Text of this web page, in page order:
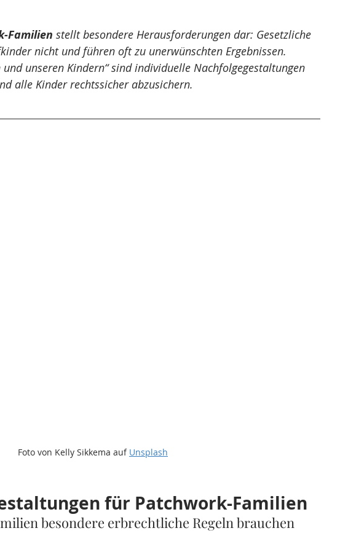
Insolvenzrecht Stiftungsrecht Öffentliches Recht Bestattungsrecht
Urheberrecht
Familien stellt besondere Herausforderungen dar: Gesetzliche
nicht und führen oft zu unerwünschten Ergebnissen.
unseren Kindern“ sind individuelle Nachfolge­gestaltungen
alle Kinder rechtssicher abzusichern.
Foto von Kelly Sikkema auf Unsplash
für Patchwork-Familien
besondere erbrechtliche Regeln brauchen